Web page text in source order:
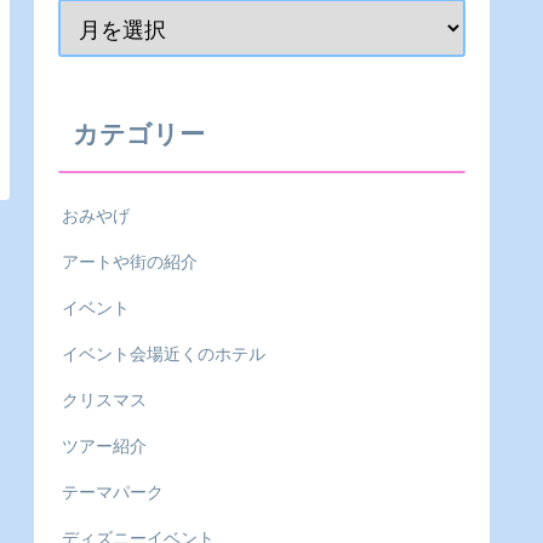
カテゴリー
おみやげ
アートや街の紹介
イベント
イベント会場近くのホテル
クリスマス
ツアー紹介
テーマパーク
ディズニーイベント